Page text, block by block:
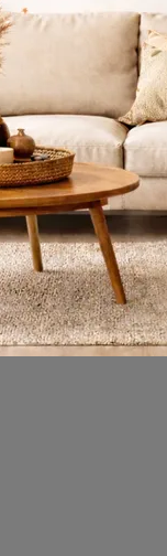
Miele Ev Aletleri ile iç mekanınızı tamamlamak ister misiniz? İşte Miele G 5633 SC Front Active E gibi çeşitli bulaşık makinesi modeller